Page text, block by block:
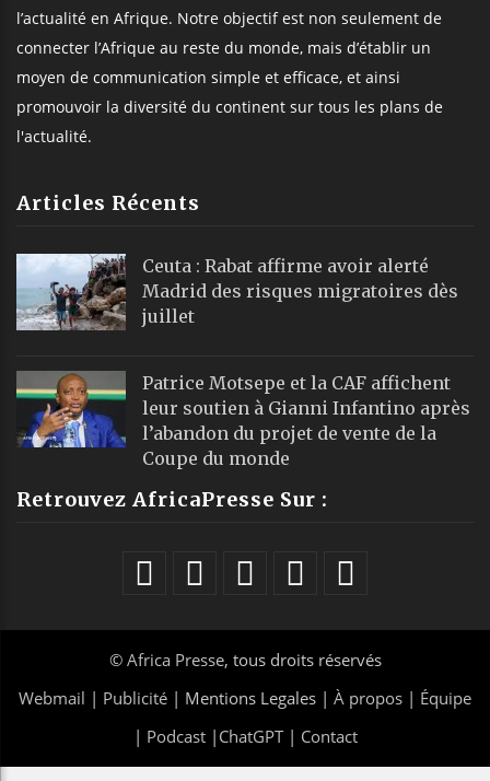
l’actualité en Afrique. Notre objectif est non seulement de
connecter l’Afrique au reste du monde, mais d’établir un
moyen de communication simple et efficace, et ainsi
promouvoir la diversité du continent sur tous les plans de
l'actualité.
Articles Récents
Ceuta : Rabat affirme avoir alerté
Madrid des risques migratoires dès
juillet
Patrice Motsepe et la CAF affichent
leur soutien à Gianni Infantino après
l’abandon du projet de vente de la
Coupe du monde
Retrouvez AfricaPresse Sur :
© Africa Presse, tous droits réservés
Webmail | Publicité | Mentions Legales | À propos | Équipe
| Podcast| ChatGPT| Contact